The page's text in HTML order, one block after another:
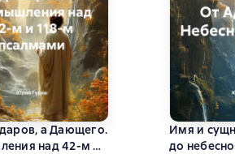
а Дающего.
над 42-м и
Имя и
до